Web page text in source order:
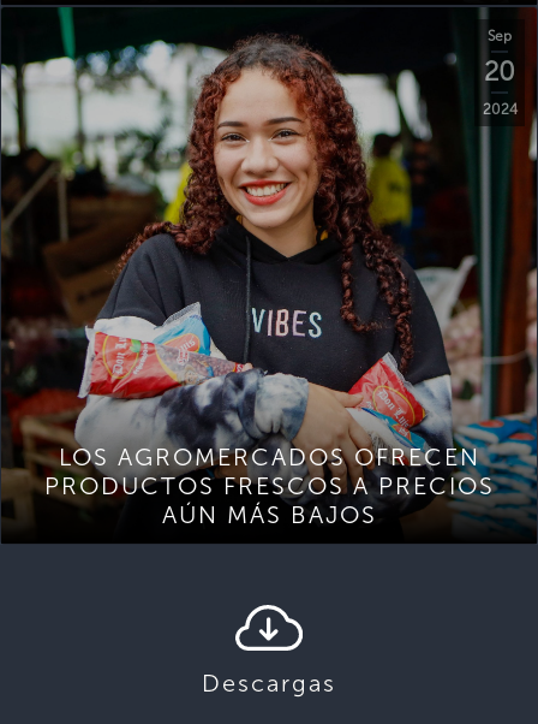
Sep
20
2024
LOS AGROMERCADOS OFRECEN
PRODUCTOS FRESCOS A PRECIOS
AÚN MÁS BAJOS
Descargas